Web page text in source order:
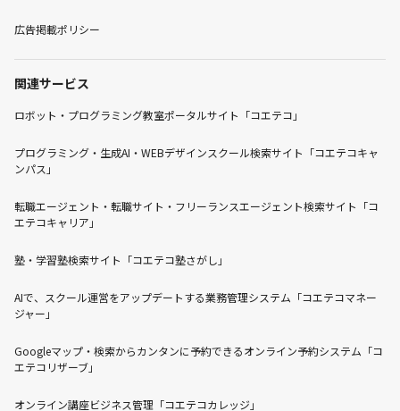
広告掲載ポリシー
関連サービス
ロボット・プログラミング教室ポータルサイト「コエテコ」
プログラミング・生成AI・WEBデザインスクール検索サイト「コエテコキャ
ンパス」
転職エージェント・転職サイト・フリーランスエージェント検索サイト「コ
エテコキャリア」
塾・学習塾検索サイト「コエテコ塾さがし」
AIで、スクール運営をアップデートする業務管理システム「コエテコマネー
ジャー」
Googleマップ・検索からカンタンに予約できるオンライン予約システム「コ
エテコリザーブ」
オンライン講座ビジネス管理「コエテコカレッジ」